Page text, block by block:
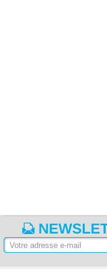
- tutoriels vidéo Actualités